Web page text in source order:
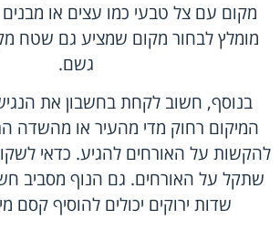
מקום עם צל טבעי כמו עצים או
מומלץ לבחור מקום שמציע גם שטח
גשם.
בנוסף, חשוב לקחת בחשבון את
המיקום רחוק מדי מהעיר או מהשדה
להקשות על האורחים להגיע. כדאי
שתקל על האורחים. גם הנוף מסביב
שדות ירוקים יכולים להוסיף קסם